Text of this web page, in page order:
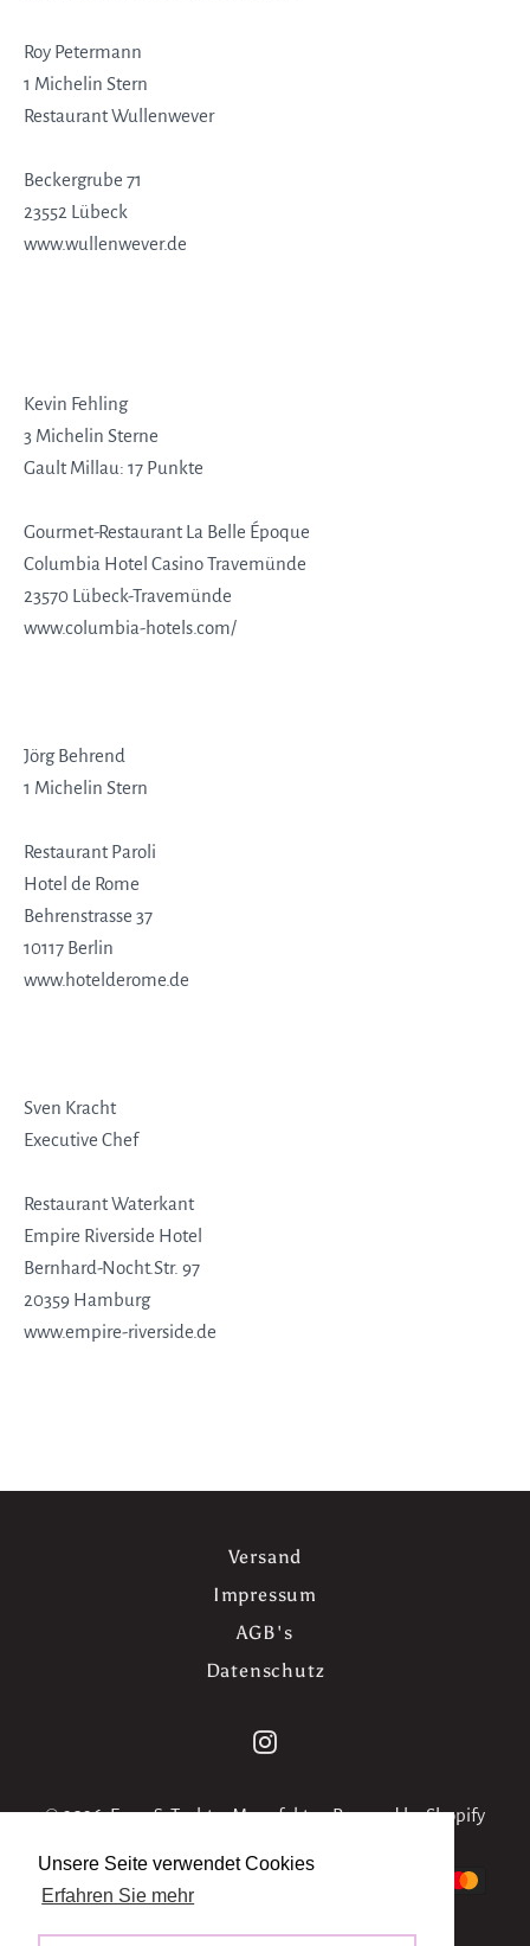
Unsere Seite verwendet Cookies
Erfahren Sie mehr
Roy Petermann
1 Michelin Stern
Restaurant Wullenwever
Beckergrube 71
23552 Lübeck
www.wullenwever.de
Kevin Fehling
3 Michelin Sterne
Gault Millau: 17 Punkte
Gourmet-Restaurant La Belle Époque
Columbia Hotel Casino Travemünde
23570 Lübeck-Travemünde
www.columbia-hotels.com/
Jörg Behrend
1 Michelin Stern
Restaurant Paroli
Hotel de Rome
Behrenstrasse 37
10117 Berlin
www.hotelderome.de
Sven Kracht
Executive Chef
Restaurant Waterkant
Empire Riverside Hotel
Bernhard-Nocht.Str. 97
20359 Hamburg
www.empire-riverside.de
Versand
Impressum
AGB's
Datenschutz
Instagram
© 2026,Evers & Tochter Manufaktur. Powered by Shopify
Zahlungsmethoden